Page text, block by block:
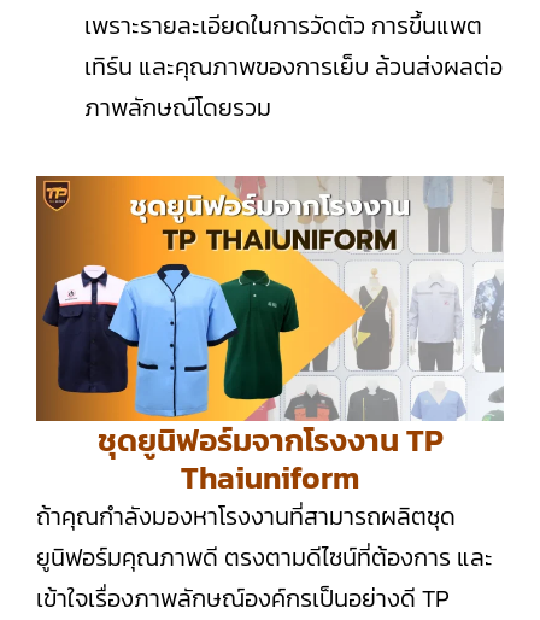
เพราะรายละเอียดในการวัดตัว การขึ้นแพต
เทิร์น และคุณภาพของการเย็บ ล้วนส่งผลต่อ
ภาพลักษณ์โดยรวม
ชุดยูนิฟอร์มจากโรงงาน TP
Thaiuniform
ถ้าคุณกำลังมองหาโรงงานที่สามารถผลิตชุด
ยูนิฟอร์มคุณภาพดี ตรงตามดีไซน์ที่ต้องการ และ
เข้าใจเรื่องภาพลักษณ์องค์กรเป็นอย่างดี TP